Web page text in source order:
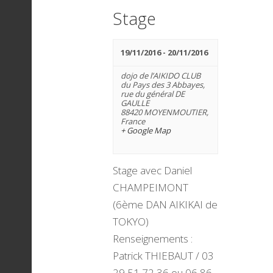
o
n
d
e
n
t
Stage
19/11/2016- 20/11/2016
dojo de l’AIKIDO CLUB
du Pays des 3 Abbayes,
rue du général DE
GAULLE
88420 MOYENMOUTIER,
France
+ Google Map
Stage avec Daniel
CHAMPEIMONT
(6ème DAN AIKIKAI de
TOKYO)
Renseignements :
Patrick THIEBAUT / 03